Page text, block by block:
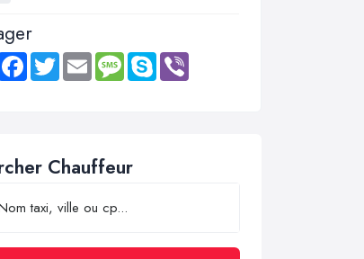
FacebookTwitter Email MessageSkype
Chauffeur